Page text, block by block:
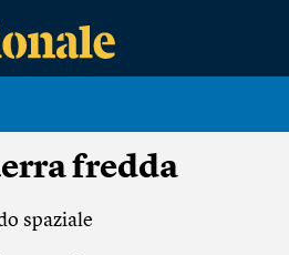
fredda
spaziale